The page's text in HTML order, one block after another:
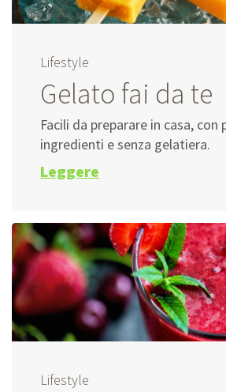
Lifestyle
Gelato fai da te
Facili da preparare in casa, con
ingredienti e senza gelatiera.
Leggere
Lifestyle